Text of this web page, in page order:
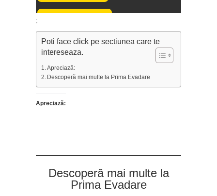
;
Poti face click pe sectiunea care te
intereseaza.
Apreciază:
Descoperă mai multe la Prima Evadare
Apreciază:
Descoperă mai multe la
Prima Evadare